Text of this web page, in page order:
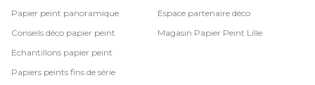
Papier peint panoramique
Conseils déco papier peint
Echantillons papier peint
Papiers peints fins de série
Espace partenaire déco
Magasin Papier Peint Lille